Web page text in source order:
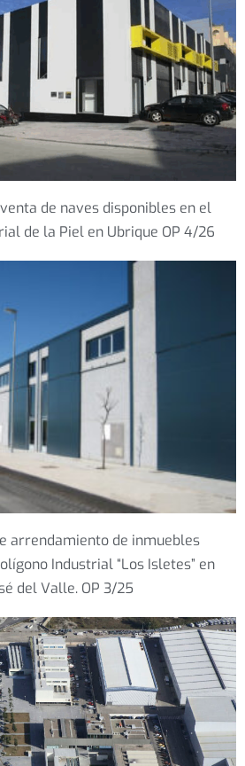
de naves disponibles en el
de la Piel en Ubrique OP 4/26
arrendamiento de inmuebles
Industrial “Los Isletes” en
del Valle. OP 3/25